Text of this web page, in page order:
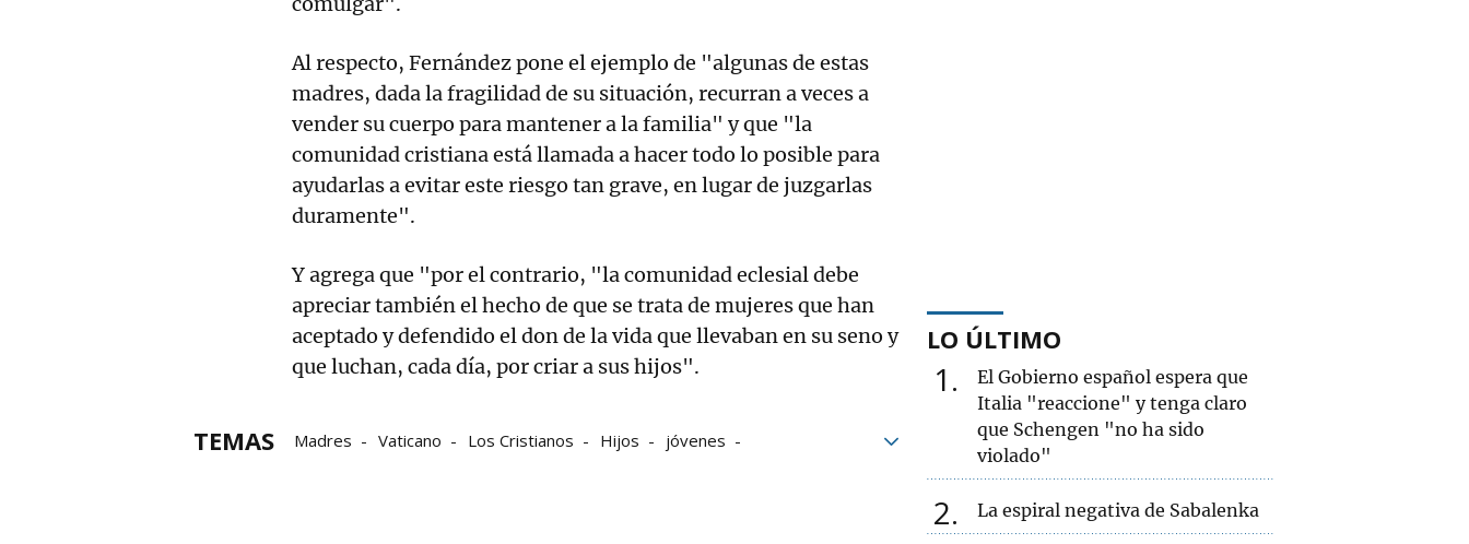
Al respecto, Fernández pone el ejemplo de "algunas de estas
madres, dada la fragilidad de su situación, recurran a veces a
vender su cuerpo para mantener a la familia" y que "la
comunidad cristiana está llamada a hacer todo lo posible para
ayudarlas a evitar este riesgo tan grave, en lugar de juzgarlas
duramente".
Y agrega que "por el contrario, "la comunidad eclesial debe
apreciar también el hecho de que se trata de mujeres que han
aceptado y defendido el don de la vida que llevaban en su seno y
que luchan, cada día, por criar a sus hijos".
TEMAS Madres Vaticano Los Cristianos Hijos
jóvenes
LO ÚLTIMO
1
El Gobierno español espera que
Italia "reaccione" y tenga claro
que Schengen "no ha sido
violado"
2 La espiral negativa de Sabalenka